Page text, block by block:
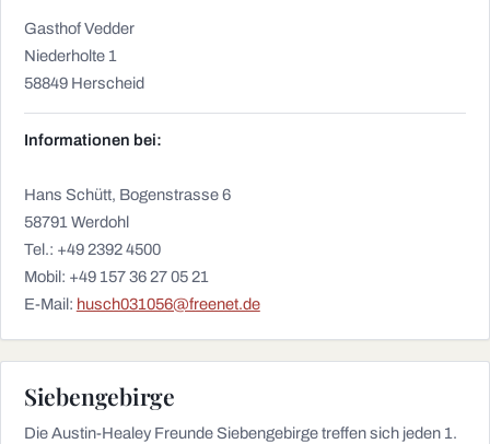
Gasthof Vedder
Niederholte 1
58849 Herscheid
Informationen bei:
Hans Schütt, Bogenstrasse 6
58791 Werdohl
Tel.: +49 2392 4500
Mobil: +49 157 36 27 05 21
E-Mail: husch031056@freenet.de
Siebengebirge
Die Austin-Healey Freunde Siebengebirge treffen sich jeden 1.